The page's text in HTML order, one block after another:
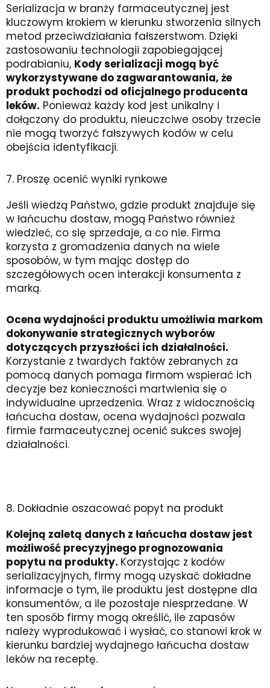
Serializacja w branży farmaceutycznej jest
kluczowym krokiem w kierunku stworzenia silnych
metod przeciwdziałania fałszerstwom. Dzięki
zastosowaniu technologii zapobiegającej
podrabianiu, Kody serializacji mogą być
wykorzystywane do zagwarantowania, że
produkt pochodzi od oficjalnego producenta
leków. Ponieważ każdy kod jest unikalny i
dołączony do produktu, nieuczciwe osoby trzecie
nie mogą tworzyć fałszywych kodów w celu
obejścia identyfikacji.
7. Proszę ocenić wyniki rynkowe
Jeśli wiedzą Państwo, gdzie produkt znajduje się
w łańcuchu dostaw, mogą Państwo również
wiedzieć, co się sprzedaje, a co nie. Firma
korzysta z gromadzenia danych na wiele
sposobów, w tym mając dostęp do
szczegółowych ocen interakcji konsumenta z
marką.
Ocena wydajności produktu umożliwia markom
dokonywanie strategicznych wyborów
dotyczących przyszłości ich działalności.
Korzystanie z twardych faktów zebranych za
pomocą danych pomaga firmom wspierać ich
decyzje bez konieczności martwienia się o
indywidualne uprzedzenia. Wraz z widocznością
łańcucha dostaw, ocena wydajności pozwala
firmie farmaceutycznej ocenić sukces swojej
działalności.
8. Dokładnie oszacować popyt na produkt
Kolejną zaletą danych z łańcucha dostaw jest
możliwość precyzyjnego prognozowania
popytu na produkty. Korzystając z kodów
serializacyjnych, firmy mogą uzyskać dokładne
informacje o tym, ile produktu jest dostępne dla
konsumentów, a ile pozostaje niesprzedane. W
ten sposób firmy mogą określić, ile zapasów
należy wyprodukować i wysłać, co stanowi krok w
kierunku bardziej wydajnego łańcucha dostaw
leków na receptę.